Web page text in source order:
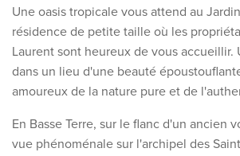
Circuit de découverte des
Fly & Drive - Couleurs du Yucatan
Découverte du Sri Lanka
Voir tous les circuits
Une oasis tropicale vous attend au
résidence de petite taille où les
Laurent sont heureux de vous accueillir.
dans un lieu d'une beauté
amoureux de la nature pure et de
En Basse Terre, sur le flanc d'un ancien
vue phénoménale sur l'archipel des